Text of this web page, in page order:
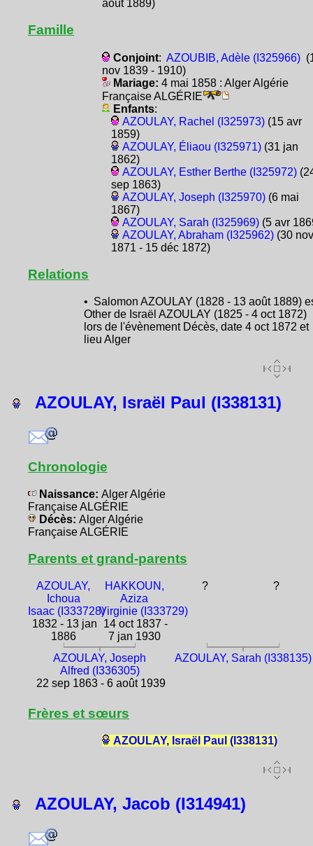
août 1889)
Famille
Conjoint: AZOUBIB, Adèle (I325966)
nov 1839 - 1910)
Mariage: 4 mai 1858 : Alger Algérie
Française ALGÉRIE
Enfants:
AZOULAY, Rachel (I325973)(15 avr
1859)
AZOULAY, Éliaou (I325971)(31 jan
1862)
AZOULAY, Esther Berthe (I325972)
sep 1863)
AZOULAY, Joseph (I325970)(6 mai
1867)
AZOULAY, Sarah (I325969)(5 avr
AZOULAY, Abraham (I325962)(30 nov
1871 - 15 déc 1872)
Relations
• Salomon AZOULAY (1828 - 13 août 1889)
Other de Israël AZOULAY (1825 - 4 oct 1872)
lors de l'évènement Décès, date 4 oct 1872 et
lieu Alger
AZOULAY, Israël Paul (I338131)
Chronologie
Naissance: Alger Algérie
Française ALGÉRIE
Décès: Alger Algérie
Française ALGÉRIE
Parents et grand-parents
AZOULAY,
Ichoua
Isaac (I333728)
1832 - 13 jan
1886
HAKKOUN,
Aziza
Virginie (I333729)
14 oct 1837 -
7 jan 1930
? ?
AZOULAY, Joseph
Alfred (I336305)
22 sep 1863 - 6 août 1939
AZOULAY, Sarah (I338135)
Frères et sœurs
AZOULAY, Israël Paul (I338131)
AZOULAY, Jacob (I314941)